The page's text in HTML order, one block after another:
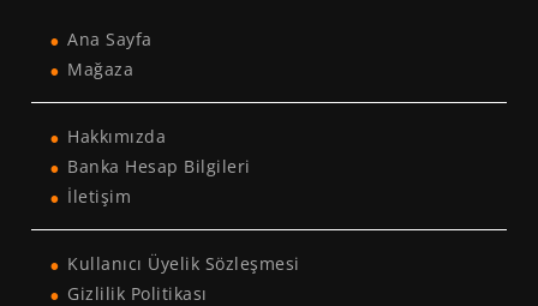
Ana Sayfa
Mağaza
Hakkımızda
Banka Hesap Bilgileri
İletişim
Kullanıcı Üyelik Sözleşmesi
Gizlilik Politikası